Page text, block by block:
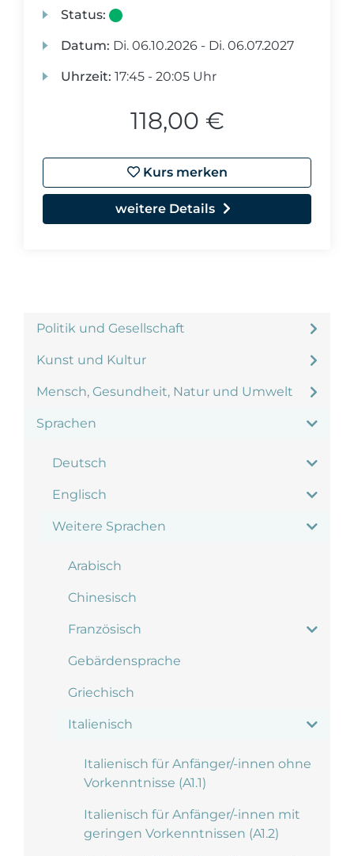
Politik und Gesellschaft
Kunst und Kultur
Mensch, Gesundheit, Natur und Umwelt
Sprachen
Deutsch
Englisch
Weitere Sprachen
Arabisch
Chinesisch
Französisch
Gebärdensprache
Griechisch
Italienisch
Italienisch für Anfänger/-innen ohne
Vorkenntnisse (A1.1)
Italienisch für Anfänger/-innen mit
geringen Vorkenntnissen (A1.2)
Status:
Datum: Di. 06.10.2026 - Di. 06.07.2027
Uhrzeit: 17:45 - 20:05 Uhr
118,00 €
Kurs merken
weitere Details